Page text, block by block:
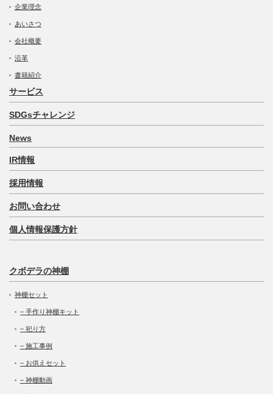
企業理念
あいさつ
会社概要
沿革
書籍紹介
サービス
SDGsチャレンジ
News
IR情報
採用情報
お問い合わせ
個人情報保護方針
クボデラの神棚
神棚セット
– 手作り神棚キット
– 祀り方
– 施工事例
– お供えセット
– 神棚動画